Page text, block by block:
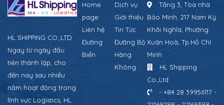
HL SHIPPING CO.,LTD
Ngay từ ngày đầu
tiên thành lập, cho
đến nay sau nhiều
năm hoạt động trong
lĩnh vực Logistics, HL
Home
page
Dịch vụ
Giới thiệu
Liên hệ
Tin Tức
Đường
Biển
Đường Bộ
Hàng
Không
Tầng 3, Tòa nhà
Bảo Minh, 217 Nam Kỳ
Khởi Nghĩa, Phường
Xuân Hoà, Tp.Hồ Chí
Minh
HL Shipping
Co.,Ltd
- +84 28 39956117 -